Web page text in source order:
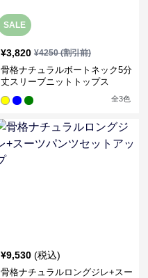
SALE
¥3,820 ¥4250(割引前)
骨格ナチュラルボートネック5分
丈スリーブニットトップス
全3色
¥9,530 (税込)
骨格ナチュラルロングジレ+スー